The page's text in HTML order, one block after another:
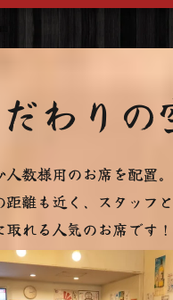
わりの
数様用のお席を配置。
距離も近く、スタッフ
取れる人気のお席です！